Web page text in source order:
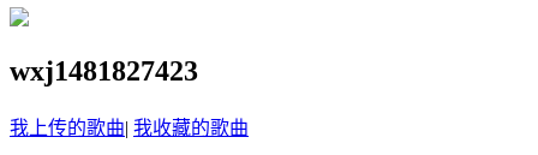
wxj1481827423
我上传的歌曲| 我收藏的歌曲